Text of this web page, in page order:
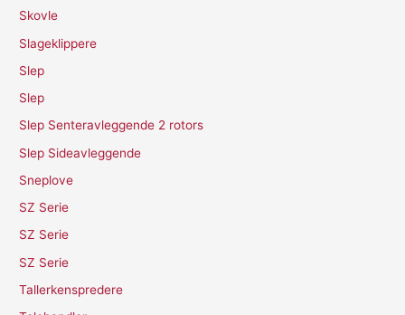
Skovle
Slageklippere
Slep
Slep
Slep Senteravleggende 2 rotors
Slep Sideavleggende
Sneplove
SZ Serie
SZ Serie
SZ Serie
Tallerkenspredere